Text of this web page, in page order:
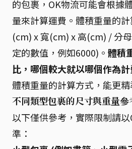
的包裹，OK物流可能會根據
量來計算運費。體積重量的
(cm) x 寬(cm) x 高(cm) / 分
定的數值，例如6000)。 體積
比，哪個較大就以哪個作為
體積重量的計算方式，能更精
不同類型包裹的尺寸與重量參
以下僅供參考，實際限制請
準：